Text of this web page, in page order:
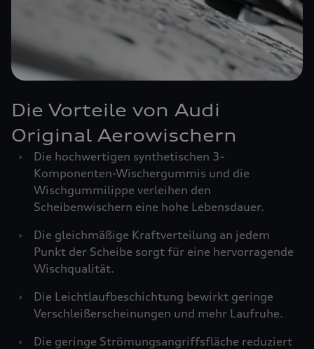
Die Vorteile von Audi
Original Aerowischern
›
Die hochwertigen synthetischen 3-
Komponenten-Wischergummis und die
Wischgummilippe verleihen den
Scheibenwischern eine hohe Lebensdauer.
›
Die gleichmäßige Kraftverteilung an jedem
Punkt der Scheibe sorgt für eine hervorragende
Wischqualität.
›
Die Leichtlaufbeschichtung bewirkt geringe
Verschleißerscheinungen und mehr Laufruhe.
›
Die geringe Strömungsangriffsfläche reduziert